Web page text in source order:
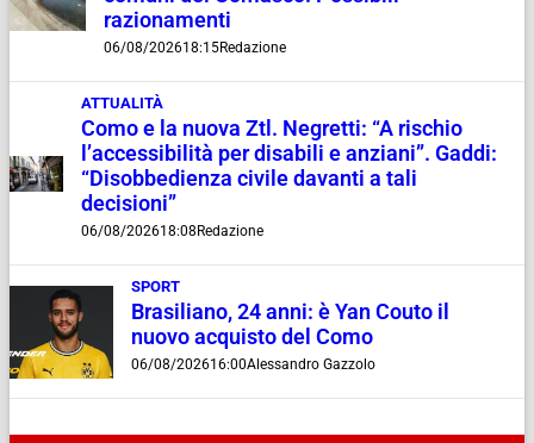
razionamenti
06/08/202618:15Redazione
ATTUALITÀ
Como e la nuova Ztl. Negretti: “A rischio
l’accessibilità per disabili e anziani”. Gaddi:
“Disobbedienza civile davanti a tali
decisioni”
06/08/202618:08 Redazione
SPORT
Brasiliano, 24 anni: è Yan Couto il
nuovo acquisto del Como
06/08/202616:00Alessandro Gazzolo